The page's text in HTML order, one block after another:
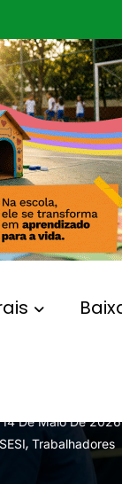
e Duque
indústria
14 De Maio De 2026
,Trabalhadores